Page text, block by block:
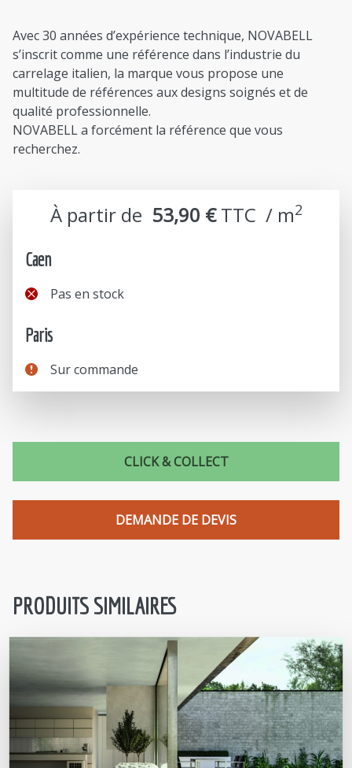
Avec 30 années d’expérience technique, NOVABELL
s’inscrit comme une référence dans l’industrie du
carrelage italien, la marque vous propose une
multitude de références aux designs soignés et de
qualité professionnelle.
NOVABELL a forcément la référence que vous
recherchez.
À partir de 53,90 €TTC  / m2
Caen
Pas en stock
Paris
Sur commande
CLICK & COLLECT
DEMANDE DE DEVIS
PRODUITS SIMILAIRES